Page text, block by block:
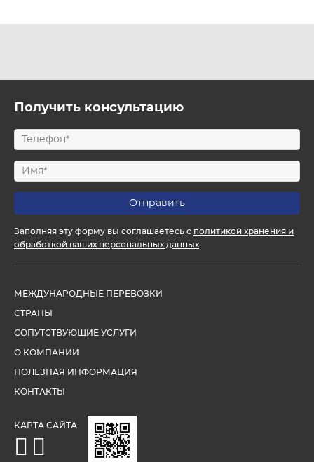
Получить консультацию
Заполняя эту форму вы соглашаетесь с политикой хранения и
обработкой ваших персональных данных
МЕЖДУНАРОДНЫЕ ПЕРЕВОЗКИ
СТРАНЫ
СОПУТСТВУЮЩИЕ УСЛУГИ
О КОМПАНИИ
ПОЛЕЗНАЯ ИНФОРМАЦИЯ
КОНТАКТЫ
КАРТА САЙТА